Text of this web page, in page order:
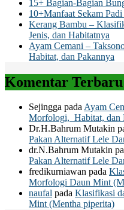
15+ Bagian-Bagian
10+Manfaat Sekam
Kerang Bambu –
Jenis, dan Habitatnya
Ayam Cemani –
Habitat, dan Pakannya
Komentar Terbaru
Sejingga padaAyam
Morfologi, Habitat, dan
Dr.H.Bahrum Mutakin
Pakan Alternatif Lele
dr.N.Bahrum Mutakin
Pakan Alternatif Lele
fredikurniawan pada
Morfologi Daun Mint
naufal pada Klasifikasi
Mint (Mentha piperita)